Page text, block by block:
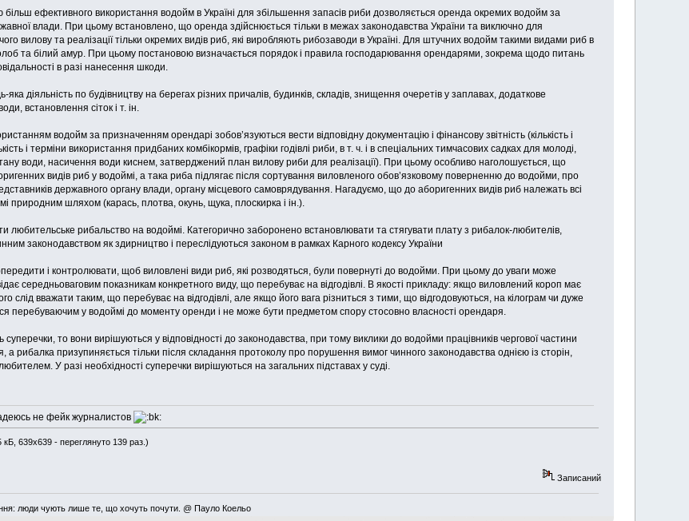
ефективного використання водойм в Україні для збільшення запасів риби дозволяється оренда окремих водойм за
влади. При цьому встановлено, що оренда здійснюється тільки в межах законодавства України та виключно для
вилову та реалізації тільки окремих видів риб, які виробляють рибозаводи в Україні. Для штучних водойм такими видами риб в
та білий амур. При цьому постановою визначається порядок і правила господарювання орендарями, зокрема щодо питань
в разі нанесення шкоди.
діяльність по будівництву на берегах різних причалів, будинків, складів, знищення очеретів у заплавах, додаткове
встановлення сіток і т. ін.
водойм за призначенням орендарі зобов’язуються вести відповідну документацію і фінансову звітність (кількість і
і терміни використання придбаних комбікормів, графіки годівлі риби, в т. ч. і в спеціальних тимчасових садках для молоді,
стану води, насичення води киснем, затверджений план вилову риби для реалізації). При цьому особливо наголошується, що
видів риб у водоймі, а така риба підлягає після сортування виловленого обов’язковому поверненню до водойми, про
державного органу влади, органу місцевого самоврядування. Нагадуємо, що до аборигенних видів риб належать всі
природним шляхом (карась, плотва, окунь, щука, плоскирка і ін.).
рибальство на водоймі. Категорично заборонено встановлювати та стягувати плату з рибалок-любителів,
законодавством як здирництво і переслідуються законом в рамках Карного кодексу України
і контролювати, щоб виловлені види риб, які розводяться, були повернуті до водойми. При цьому до уваги може
середньоваговим показникам конкретного виду, що перебуває на відгодівлі. В якості прикладу: якщо виловлений короп має
слід вважати таким, що перебуває на відгодівлі, але якщо його вага різниться з тими, що відгодовуються, на кілограм чи дуже
перебуваючим у водоймі до моменту оренди і не може бути предметом спору стосовно власності орендаря.
то вони вирішуються у відповідності до законодавства, при тому виклики до водойми працівників чергової частини
а рибалка призупиняється тільки після складання протоколу про порушення вимог чинного законодавства однією із сторін,
У разі необхідності суперечки вирішуються на загальних підставах у суді.
не фейк журналистов
кБ, 639x639 - переглянуто 139 раз.)
Записаний
люди чують лише те, що хочуть почути. @ Пауло Коельо